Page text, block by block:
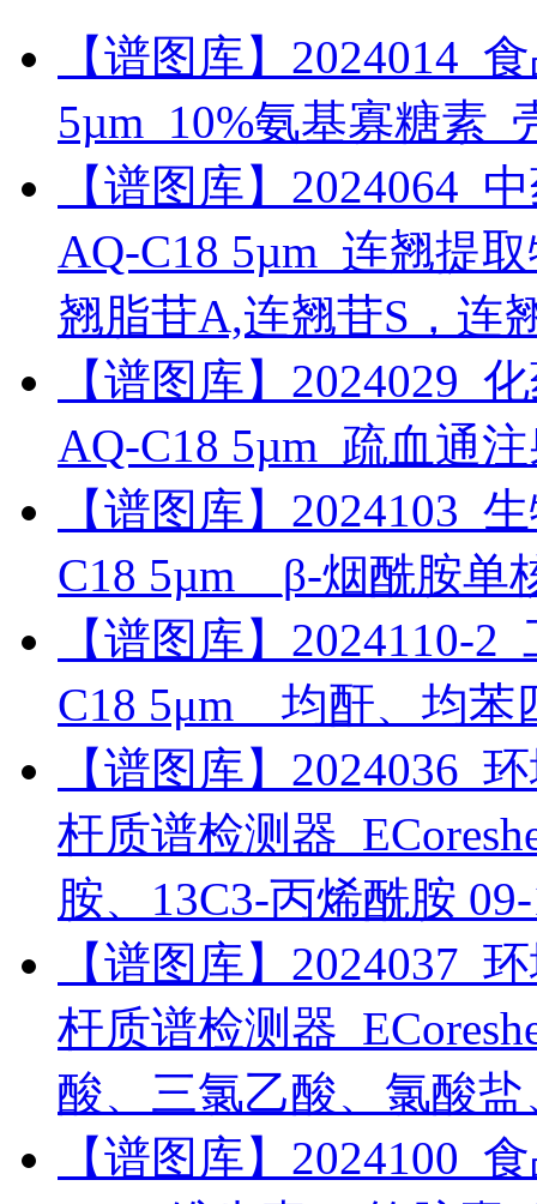
【谱图库】2024014_
5µm_10%氨基寡糖素
【谱图库】2024064_
AQ-C18 5µm_连翘提
翘脂苷A,连翘苷S，连
【谱图库】2024029_
AQ-C18 5µm_疏血通
【谱图库】2024103_
C18 5µm__β-烟酰胺单
【谱图库】2024110-
C18 5μm__均酐、均
【谱图库】2024036_
杆质谱检测器
胺、13C3-丙烯酰胺
【谱图库】2024037_
杆质谱检测器
酸、三氯乙酸、氯酸
【谱图库】2024100_